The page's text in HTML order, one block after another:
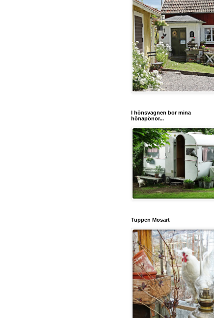
I hönsvagnen bor mina
hönapönor...
Tuppen Mosart